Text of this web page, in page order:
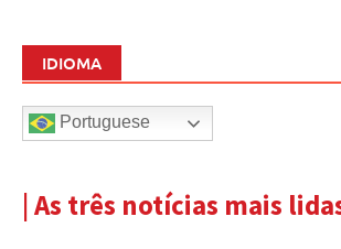
IDIOMA
Portuguese
| As três notícias mais